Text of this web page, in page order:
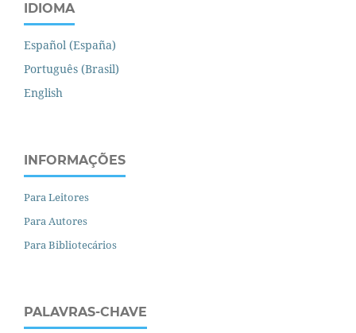
IDIOMA
Español (España)
Português (Brasil)
English
INFORMAÇÕES
Para Leitores
Para Autores
Para Bibliotecários
PALAVRAS-CHAVE